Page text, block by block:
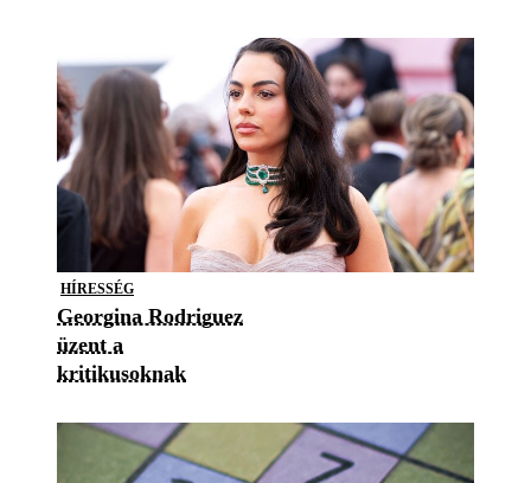
HÍRESSÉG
Georgina Rodriguez
üzent a
kritikusoknak